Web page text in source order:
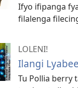
Ifyo ifipanga
filalenga
LOLENI!
Ilangi
Tu Pollia berry